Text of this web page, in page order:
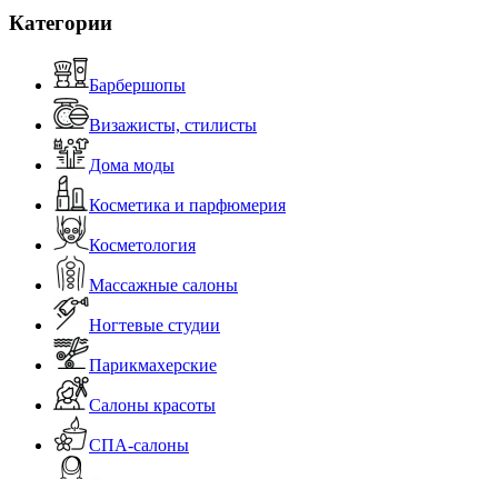
Категории
Барбершопы
Визажисты, стилисты
Дома моды
Косметика и парфюмерия
Косметология
Массажные салоны
Ногтевые студии
Парикмахерские
Салоны красоты
СПА-салоны